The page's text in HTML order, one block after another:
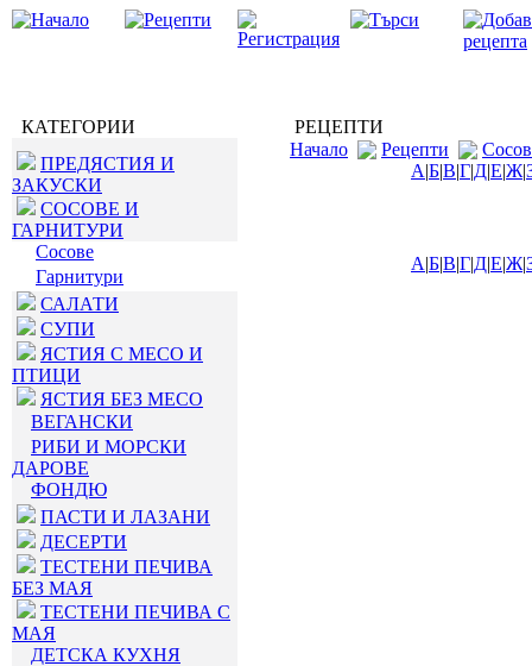
КАТЕГОРИИ
ПРЕДЯСТИЯ И
ЗАКУСКИ
СОСОВЕ И
ГАРНИТУРИ
Сосове
Гарнитури
САЛАТИ
СУПИ
ЯСТИЯ С МЕСО И
ПТИЦИ
ЯСТИЯ БЕЗ МЕСО
ВЕГАНСКИ
РИБИ И МОРСКИ
ДАРОВЕ
ФОНДЮ
ПАСТИ И ЛАЗАНИ
ДЕСЕРТИ
ТЕСТЕНИ ПЕЧИВА
БЕЗ МАЯ
ТЕСТЕНИ ПЕЧИВА С
МАЯ
ДЕТСКА КУХНЯ
РЕЦЕПТИ
Начало
Рецепти
А|Б|В|Г|Д|Е|Ж|
А|Б|В|Г|Д|Е|Ж|